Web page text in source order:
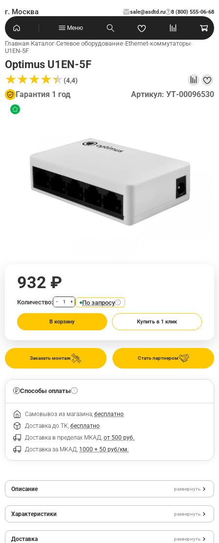
г. Москва sale@asdtd.ru 8 (800) 555-06-68
?
Меню
Главная›Каталог›Сетевое оборудование›Ethernet-коммутаторы›
U1EN-5F
Optimus U1EN-5F
★★★★★
★★★★★(4,4)
Гарантия 1 год Артикул: УТ-00096530
Стать партнером
Заказать монтаж
932 ₽
Количество: − + По запросу
В корзину Купить в 1 клик
Способы оплаты
Самовывоз из магазина, бесплатно
Доставка до ТК, бесплатно
Доставка в пределах МКАД, от 500 руб.
Доставка за МКАД, 1000 + 50 руб/км.
Описание развернуть
Характеристики развернуть
Доставка развернуть